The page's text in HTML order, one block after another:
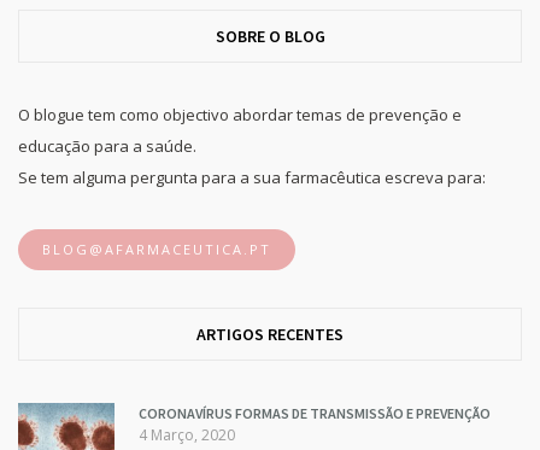
SOBRE O BLOG
O blogue tem como objectivo abordar temas de prevenção e
educação para a saúde.
Se tem alguma pergunta para a sua farmacêutica escreva para:
BLOG@AFARMACEUTICA.PT
ARTIGOS RECENTES
CORONAVÍRUS FORMAS DE TRANSMISSÃO E PREVENÇÃO
4 Março, 2020